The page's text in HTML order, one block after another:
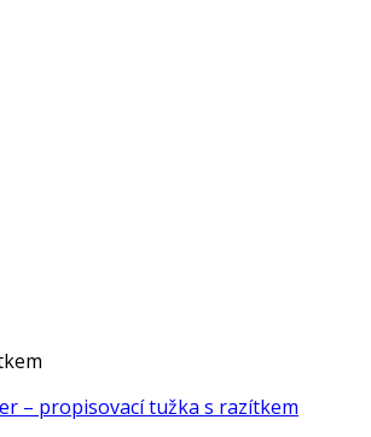
– propisovací tužka s razítkem